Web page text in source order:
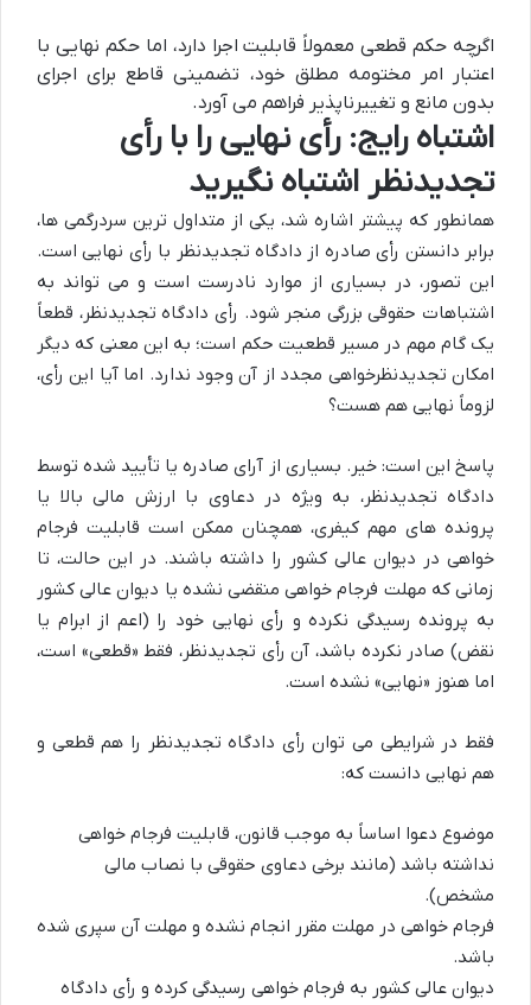
اگرچه حکم قطعی معمولاً قابلیت اجرا دارد، اما حکم نهایی با
اعتبار امر مختومه مطلق خود، تضمینی قاطع برای اجرای
بدون مانع و تغییرناپذیر فراهم می آورد.
اشتباه رایج: رأی نهایی را با رأی
تجدیدنظر اشتباه نگیرید
همانطور که پیشتر اشاره شد، یکی از متداول ترین سردرگمی ها،
برابر دانستن رأی صادره از دادگاه تجدیدنظر با رأی نهایی است.
این تصور، در بسیاری از موارد نادرست است و می تواند به
اشتباهات حقوقی بزرگی منجر شود. رأی دادگاه تجدیدنظر، قطعاً
یک گام مهم در مسیر قطعیت حکم است؛ به این معنی که دیگر
امکان تجدیدنظرخواهی مجدد از آن وجود ندارد. اما آیا این رأی،
لزوماً نهایی هم هست؟
پاسخ این است: خیر. بسیاری از آرای صادره یا تأیید شده توسط
دادگاه تجدیدنظر، به ویژه در دعاوی با ارزش مالی بالا یا
پرونده های مهم کیفری، همچنان ممکن است قابلیت فرجام
خواهی در دیوان عالی کشور را داشته باشند. در این حالت، تا
زمانی که مهلت فرجام خواهی منقضی نشده یا دیوان عالی کشور
به پرونده رسیدگی نکرده و رأی نهایی خود را (اعم از ابرام یا
نقض) صادر نکرده باشد، آن رأی تجدیدنظر، فقط «قطعی» است،
اما هنوز «نهایی» نشده است.
فقط در شرایطی می توان رأی دادگاه تجدیدنظر را هم قطعی و
هم نهایی دانست که:
موضوع دعوا اساساً به موجب قانون، قابلیت فرجام خواهی
نداشته باشد (مانند برخی دعاوی حقوقی با نصاب مالی
مشخص).
فرجام خواهی در مهلت مقرر انجام نشده و مهلت آن سپری شده
باشد.
دیوان عالی کشور به فرجام خواهی رسیدگی کرده و رأی دادگاه